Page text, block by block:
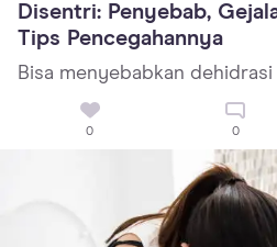
Disentri: Penyebab,
Tips Pencegahannya
Bisa menyebabkan
0 0